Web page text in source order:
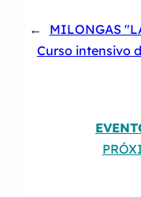
←
MILONGAS
Curso intensivo